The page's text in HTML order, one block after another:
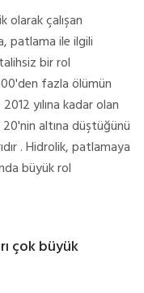
çalışan
patlama ile ilgili
bir rol
fazla ölümün
yılına kadar olan
altına düştüğünü
. Hidrolik, patlamaya
büyük rol
çok büyük